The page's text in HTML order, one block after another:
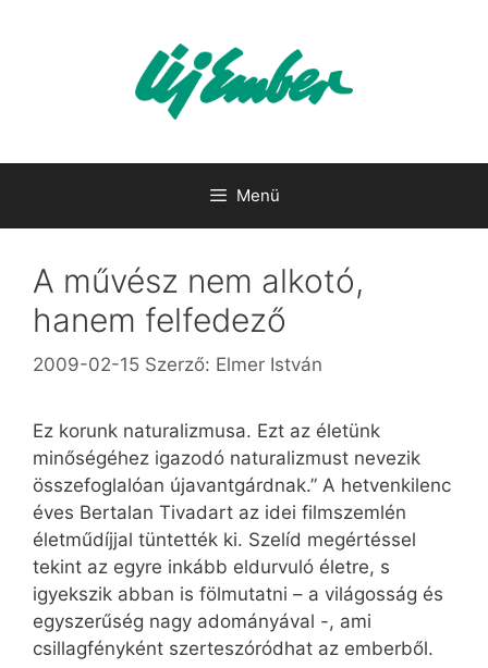
Menü
A művész nem alkotó,
hanem felfedező
2009-02-15 Szerző: Elmer István
Ez korunk naturalizmusa. Ezt az életünk
minőségéhez igazodó naturalizmust nevezik
összefoglalóan újavantgárdnak.” A hetvenkilenc
éves Bertalan Tivadart az idei filmszemlén
életműdíjjal tüntették ki. Szelíd megértéssel
tekint az egyre inkább eldurvuló életre, s
igyekszik abban is fölmutatni – a világosság és
egyszerűség nagy adományával -, ami
csillagfényként szerteszóródhat az emberből.